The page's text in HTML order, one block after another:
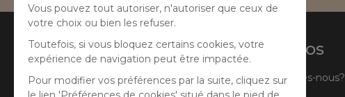
Aide
Suivre ma commande
A propos
Qui sommes-nous?